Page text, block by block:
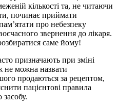
кількості та, не читаючи
починає приймати
про небезпеку
звернення до лікаря.
саме йому!
призначають при зміні
не можна назвати
продаються за рецептом,
пацієнтові правила
засобу.